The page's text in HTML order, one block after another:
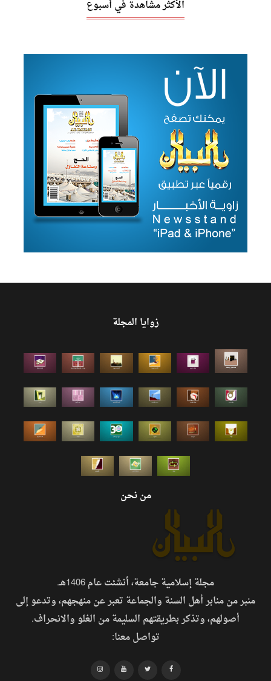
الأكثر مشاهدة في أسبوع
زوايا المجلة
من نحن
مجلة إسلامية جامعة، أنشئت عام 1406هـ.
منبر من منابر أهل السنة والجماعة تعبر عن منهجهم، وتدعو إلى
أصولهم، وتذكر بطريقتهم السليمة من الغلو والانحراف.
تواصل معنا: